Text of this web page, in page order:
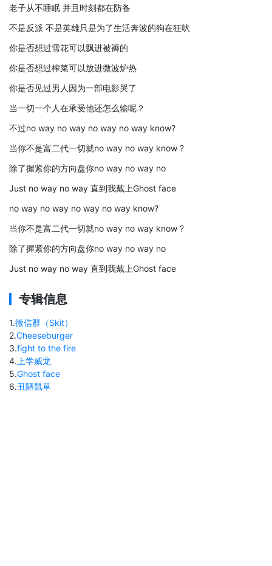
老子从不睡眠 并且时刻都在防备
不是反派 不是英雄只是为了生活奔波的狗在狂吠
你是否想过雪花可以飘进被褥的
你是否想过榨菜可以放进微波炉热
你是否见过男人因为一部电影哭了
当一切一个人在承受他还怎么输呢？
不过no way no way no way no way know?
当你不是富二代一切就no way no way know ?
除了握紧你的方向盘你no way no way no
Just no way no way 直到我戴上Ghost face
no way no way no way no way know?
当你不是富二代一切就no way no way know ?
除了握紧你的方向盘你no way no way no
Just no way no way 直到我戴上Ghost face
专辑信息
1.微信群（Skit）
2.Cheeseburger
3.fight to the fire
4. 上学威龙
5.Ghost face
6.丑陋鼠草